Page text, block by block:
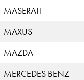
MASERATI
MAXUS
MAZDA
MERCEDES BENZ